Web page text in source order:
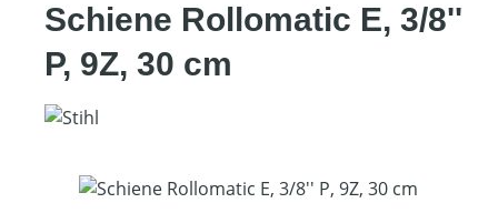
Schiene Rollomatic E, 3/8''
P, 9Z, 30 cm
Bildergalerie überspringen